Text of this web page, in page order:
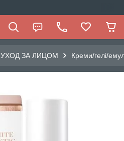
УХОД ЗА ЛИЦОМ Креми/гелі/